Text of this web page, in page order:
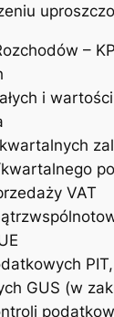
–
i
VAT
GUS (w